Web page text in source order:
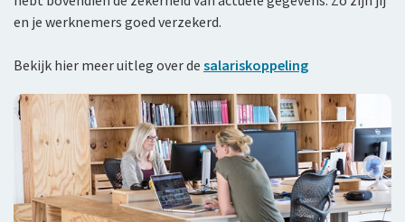
en je werknemers goed verzekerd.
Bekijk hier meer uitleg over de salariskoppeling